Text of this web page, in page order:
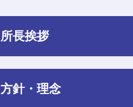
所長挨拶
方針・理念